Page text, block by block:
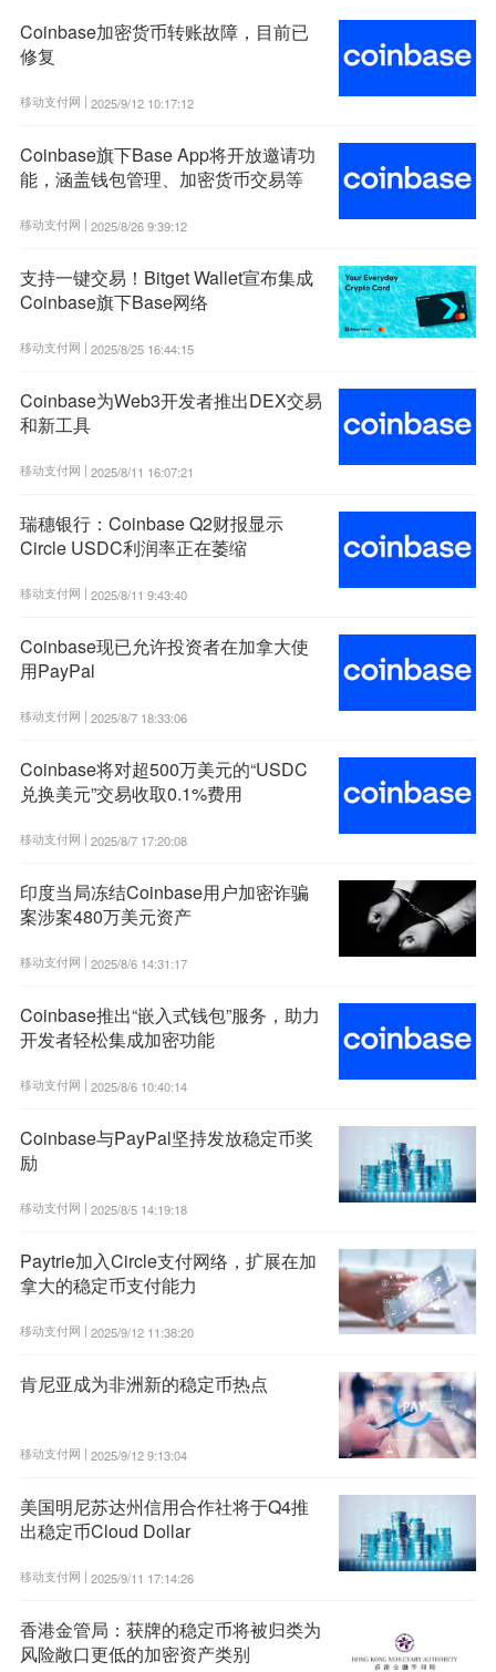
Coinbase加密货币转账故障，目前已
修复
移动支付网 | 2025/9/12 10:17:12
Coinbase旗下Base App将开放邀请功
能，涵盖钱包管理、加密货币交易等
移动支付网 | 2025/8/26 9:39:12
支持一键交易！Bitget Wallet宣布集成
Coinbase旗下Base网络
移动支付网 | 2025/8/25 16:44:15
Coinbase为Web3开发者推出DEX交易
和新工具
移动支付网 | 2025/8/11 16:07:21
瑞穗银行：Coinbase Q2财报显示
Circle USDC利润率正在萎缩
移动支付网 | 2025/8/11 9:43:40
Coinbase现已允许投资者在加拿大使
用PayPal
移动支付网 | 2025/8/7 18:33:06
Coinbase将对超500万美元的“USDC
兑换美元”交易收取0.1%费用
移动支付网 | 2025/8/7 17:20:08
印度当局冻结Coinbase用户加密诈骗
案涉案480万美元资产
移动支付网 | 2025/8/6 14:31:17
Coinbase推出“嵌入式钱包”服务，助力
开发者轻松集成加密功能
移动支付网 | 2025/8/6 10:40:14
Coinbase与PayPal坚持发放稳定币奖
励
移动支付网 | 2025/8/5 14:19:18
Paytrie加入Circle支付网络，扩展在加
拿大的稳定币支付能力
移动支付网 | 2025/9/12 11:38:20
肯尼亚成为非洲新的稳定币热点
移动支付网 | 2025/9/12 9:13:04
美国明尼苏达州信用合作社将于Q4推
出稳定币Cloud Dollar
移动支付网 | 2025/9/11 17:14:26
香港金管局：获牌的稳定币将被归类为
风险敞口更低的加密资产类别